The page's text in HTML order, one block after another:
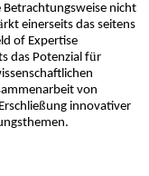
Betrachtungsweise nicht
rkt einerseits das seitens
of Expertise
das Potenzial für
von
ßung innovativer